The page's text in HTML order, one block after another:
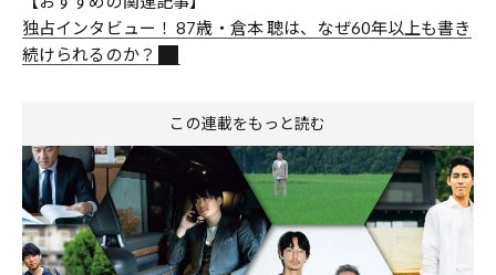
独占インタビュー！ 87歳・倉本 聰は、なぜ60年以上も書き
続けられるのか？
この連載をもっと読む